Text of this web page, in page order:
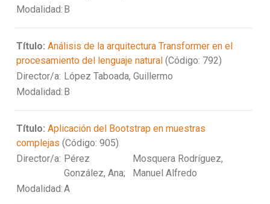
Modalidad: B
Título: Análisis de la arquitectura Transformer en el
procesamiento del lenguaje natural (Código: 792)
Director/a: López Taboada, Guillermo
Modalidad: B
Título: Aplicación del Bootstrap en muestras
complejas (Código: 905)
Director/a: Pérez
González, Ana;
Mosquera Rodríguez,
Manuel Alfredo
Modalidad:A